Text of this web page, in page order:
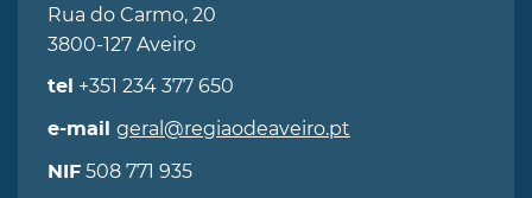
Rua do Carmo, 20
3800-127 Aveiro
tel +351 234 377 650
e-mail geral@regiaodeaveiro.pt
NIF 508 771 935